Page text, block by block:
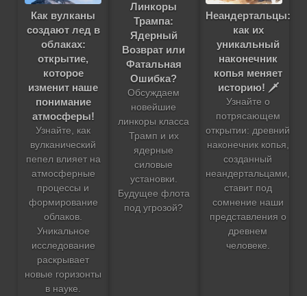
Как вулканы
создают лед в
облаках:
открытие,
которое
изменит наше
понимание
атмосферы!
Узнайте, как
вулканический
пепел влияет на
атмосферные
процессы и
формирование
облаков.
Уникальное
исследование
раскрывает
новые горизонты
в науке.
Линкоры
Трампа:
Ядерный
Возврат или
Фатальная
Ошибка?
Обсуждаем
новейшие
линкоры класса
Трамп и их
ядерные
силовые
установки.
Будущее флота
под угрозой?
Неандертальцы:
как их
уникальный
наконечник
копья меняет
историю! 🗡️
Узнайте о
потрясающем
открытии: древний
наконечник копья,
созданный
неандертальцами,
ставит под
сомнение наши
представления о
древнем
человеке.